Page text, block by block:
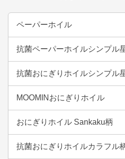
ペーパーホイル
抗菌ペーパーホイルシンプル
抗菌おにぎりホイルシンプル
MOOMINおにぎりホイル
おにぎりホイル Sankaku柄
抗菌おにぎりホイルカラフル